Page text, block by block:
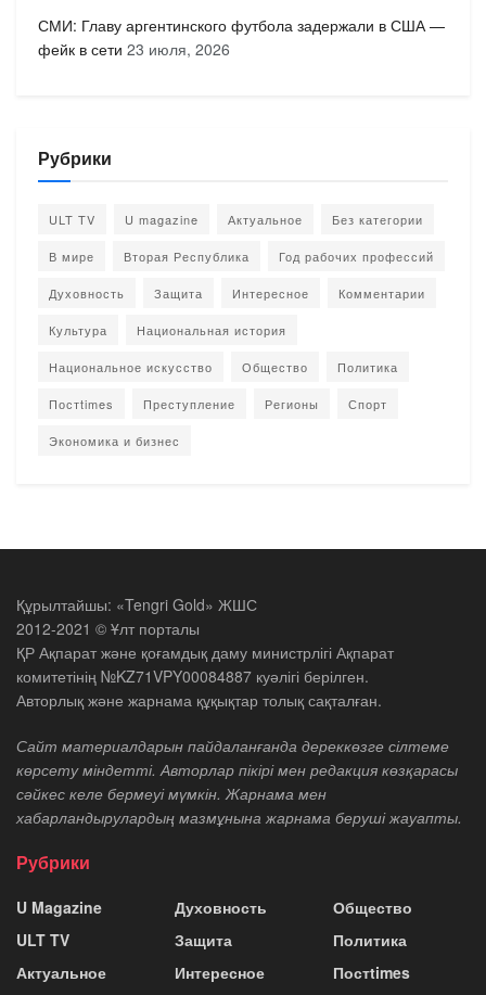
СМИ: Главу аргентинского футбола задержали в США —
фейк в сети 23 июля, 2026
Рубрики
ULT TV U magazine Актуальное Без категории
В мире Вторая Республика Год рабочих профессий
Духовность Защита Интересное Комментарии
Культура Национальная история
Национальное искусство Общество Политика
Постtimes Преступление Регионы Спорт
Экономика и бизнес
Құрылтайшы: «Tengri Gold» ЖШС
2012-2021 © Ұлт порталы
ҚР Ақпарат және қоғамдық даму министрлігі Ақпарат
комитетінің №KZ71VPY00084887 куәлігі берілген.
Авторлық және жарнама құқықтар толық сақталған.
Сайт материалдарын пайдаланғанда дереккөзге сілтеме
көрсету міндетті. Авторлар пікірі мен редакция көзқарасы
сәйкес келе бермеуі мүмкін. Жарнама мен
хабарландырулардың мазмұнына жарнама беруші жауапты.
Рубрики
U Magazine
ULT TV
Актуальное
Духовность
Защита
Интересное
Общество
Политика
Постtimes